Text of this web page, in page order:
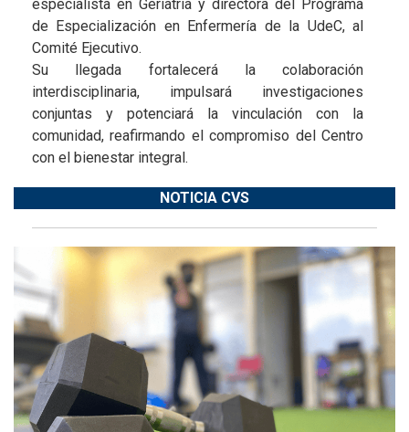
especialista en Geriatría y directora del Programa
de Especialización en Enfermería de la UdeC, al
Comité Ejecutivo.
Su llegada fortalecerá la colaboración
interdisciplinaria, impulsará investigaciones
conjuntas y potenciará la vinculación con la
comunidad, reafirmando el compromiso del Centro
con el bienestar integral.
NOTICIA CVS